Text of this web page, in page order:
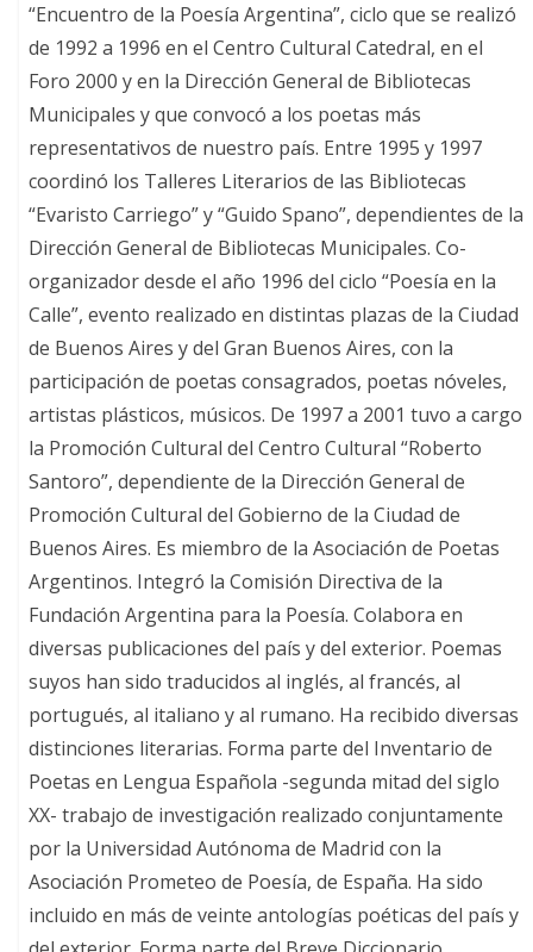
“Encuentro de la Poesía Argentina”, ciclo que se realizó
de 1992 a 1996 en el Centro Cultural Catedral, en el
Foro 2000 y en la Dirección General de Bibliotecas
Municipales y que convocó a los poetas más
representativos de nuestro país. Entre 1995 y 1997
coordinó los Talleres Literarios de las Bibliotecas
“Evaristo Carriego” y “Guido Spano”, dependientes de la
Dirección General de Bibliotecas Municipales. Co-
organizador desde el año 1996 del ciclo “Poesía en la
Calle”, evento realizado en distintas plazas de la Ciudad
de Buenos Aires y del Gran Buenos Aires, con la
participación de poetas consagrados, poetas nóveles,
artistas plásticos, músicos. De 1997 a 2001 tuvo a cargo
la Promoción Cultural del Centro Cultural “Roberto
Santoro”, dependiente de la Dirección General de
Promoción Cultural del Gobierno de la Ciudad de
Buenos Aires. Es miembro de la Asociación de Poetas
Argentinos. Integró la Comisión Directiva de la
Fundación Argentina para la Poesía. Colabora en
diversas publicaciones del país y del exterior. Poemas
suyos han sido traducidos al inglés, al francés, al
portugués, al italiano y al rumano. Ha recibido diversas
distinciones literarias. Forma parte del Inventario de
Poetas en Lengua Española -segunda mitad del siglo
XX- trabajo de investigación realizado conjuntamente
por la Universidad Autónoma de Madrid con la
Asociación Prometeo de Poesía, de España. Ha sido
incluido en más de veinte antologías poéticas del país y